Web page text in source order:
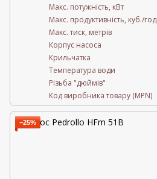
Mакс. потужність, кВт
Mакс. продуктивність, куб./год
Maкс. тиск, метрів
Корпус насоса
Крильчатка
Температура води
Різьба "дюймів"
Код виробника товару (MPN)
−25%